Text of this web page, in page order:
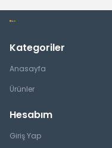
Kategoriler
Anasayfa
Ürünler
Hesabım
Giriş Yap